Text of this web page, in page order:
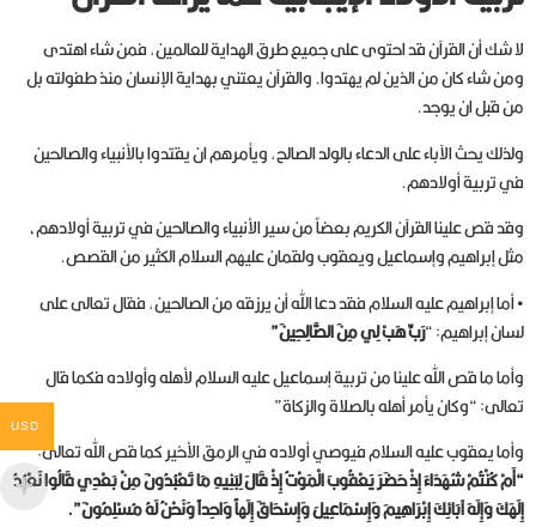
لا شك أن القرآن قد احتوى على جميع طرق الهداية للعالمين, فمن شاء اهتدى
ومن شاء كان من الذين لم يهتدوا. والقرآن يعتني بهداية الإنسان منذ طفولته بل
من قبل ان يوجد.
ولذلك يحث الآباء على الدعاء بالولد الصالح, ويأمرهم ان يقتدوا بالأنبياء والصالحين
في تربية أولادهم.
وقد قص علينا القرآن الكريم بعضاً من سير الأنبياء والصالحين في تربية أولادهم،
مثل إبراهيم وإسماعيل ويعقوب ولقمان عليهم السلام الكثير من القصص.
• أما إبراهيم عليه السلام فقد دعا الله أن يرزقه من الصالحين, فقال تعالى على
لسان إبراهيم: “رَبِّ هَبْ لِي مِنَ الصَّالِحِينَ”
وأما ما قص الله علينا من تربية إسماعيل عليه السلام لأهله وأولاده فكما قال
تعالى: “وكان يأمر أهله بالصلاة والزكاة”
وأما يعقوب عليه السلام فيوصي أولاده في الرمق الأخير كما قص الله تعالى:
“أَمْ كُنْتُمْ شُهَدَاءَ إِذْ حَضَرَ يَعْقُوبَ الْمَوْتُ إِذْ قَالَ لِبَنِيهِ مَا تَعْبُدُونَ مِنْ بَعْدِي قَالُوا نَعْبُدُ
إِلَهَكَ وَإِلَهَ آبَائِكَ إِبْرَاهِيمَ وَإِسْمَاعِيلَ وَإِسْحَاقَ إِلَهاً وَاحِداً وَنَحْنُ لَهُ مُسْلِمُونَ”.
USD